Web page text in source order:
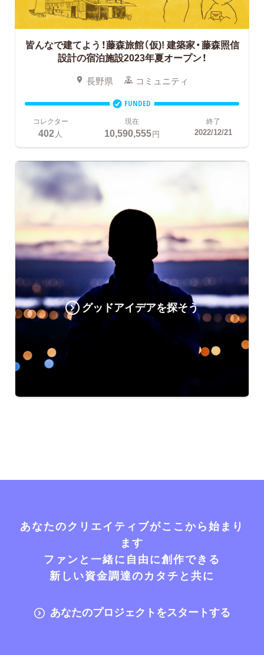
皆んなで建てよう！藤森旅館（仮)! 建築家・藤森照信
設計の宿泊施設2023年夏オープン！
長野県 コミュニティ
FUNDED
コレクター
402 人
現在
10,590,555円
終了
2022/12/21
グッドアイデアを探そう
あなたのクリエイティブがここから始まり
ます
ファンと一緒に自由に創作できる
新しい資金調達のカタチと共に
あなたのプロジェクトをスタートする